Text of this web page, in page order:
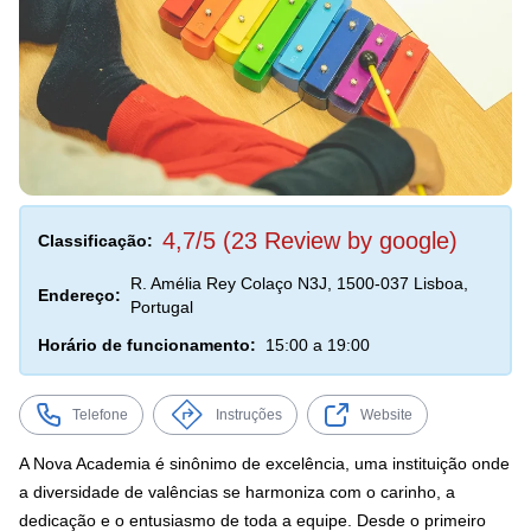
Classificação: 4,7/5 (23 Review by google)
Endereço:
R. Amélia Rey Colaço N3J, 1500-037 Lisboa,
Portugal
Horário de funcionamento:
15:00 a 19:00
Telefone Instruções Website
A Nova Academia é sinônimo de excelência, uma instituição onde
a diversidade de valências se harmoniza com o carinho, a
dedicação e o entusiasmo de toda a equipe. Desde o primeiro